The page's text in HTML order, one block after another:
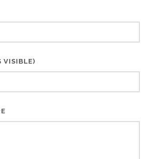
VISIBLE)